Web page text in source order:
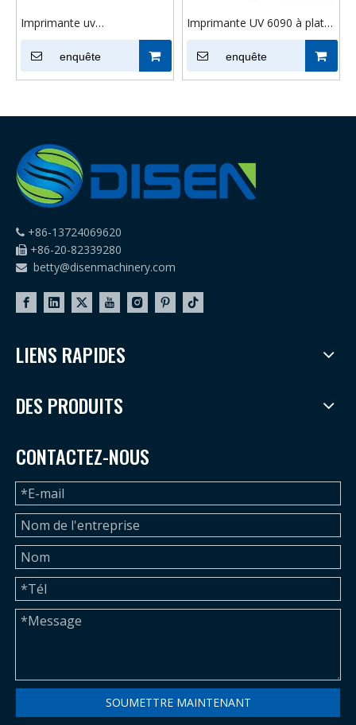
Imprimante uv
multifonctionnelle à plat
6090, verre acrylique cristal,
jet d'encre uv, imprimante
enquête
Imprimante UV 6090 à plat
avec positionnement visuel
pour acrylique, métal, verre
et plastique
enquête
 +86-13724069620
 +86-20-82339280
 betty@disenmachinery.com
LIENS RAPIDES
DES PRODUITS
CONTACTEZ-NOUS
SOUMETTRE MAINTENANT